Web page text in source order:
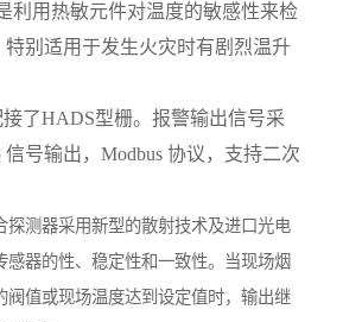
利用热敏元件对温度的敏感性来检
特别适用于发生火灾时有剧烈温升
了HADS型栅。报警输出信号采
信号输出， Modbus 协议，支持二次
探测器采用新型的散射技术及进口光电
感器的性、稳定性和一致性。当现场烟
阀值或现场温度达到设定值时，输出继